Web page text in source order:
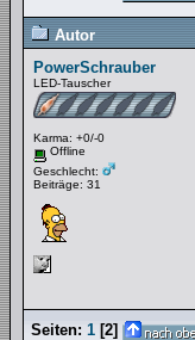
Autor
PowerSchrauber
LED-Tauscher
Karma: +0/-0
Offline
Geschlecht:
Beiträge: 31
Seiten: 1 [2]